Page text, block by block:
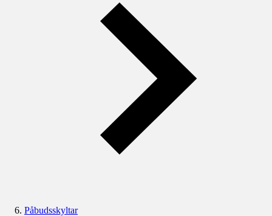
Påbudsskyltar